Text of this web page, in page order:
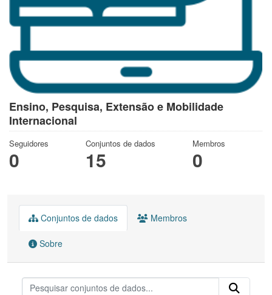
Ensino, Pesquisa, Extensão e Mobilidade
Internacional
Seguidores
0
Conjuntos de dados
15
Membros
0
Conjuntos de dados Membros
Sobre